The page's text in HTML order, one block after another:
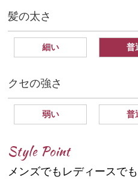
髪の太さ
細い 普
クセの強さ
弱い 普
Style Point
メンズでもレディースで